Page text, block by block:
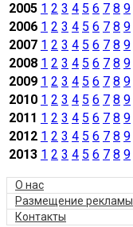
2005 1 2 3 4 5 6 7 8 9
2006 1 2 3 4 5 6 7 8 9
2007 1 2 3 4 5 6 7 8 9
2008 1 2 3 4 5 6 7 8 9
2009 1 2 3 4 5 6 7 8 9
2010 1 2 3 4 5 6 7 8 9
2011 1 2 3 4 5 6 7 8 9
2012 1 2 3 4 5 6 7 8 9
2013 1 2 3 4 5 6 7 8 9
О нас
Размещение рекламы
Контакты